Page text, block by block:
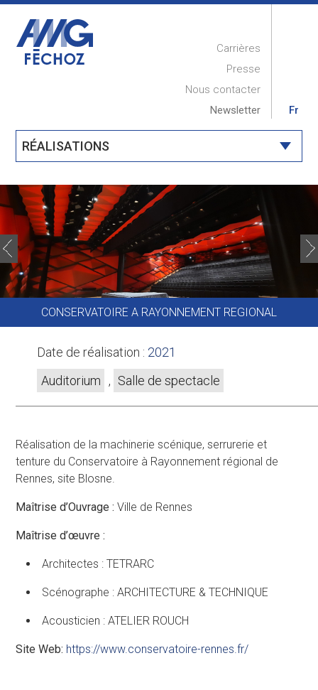
Carrières
Presse
Nous contacter
Newsletter
Fr
RÉALISATIONS
PRESENTATION
RÉALISATIONS
COMPÉTENCES
MAINTENANCE
CONSERVATOIRE A RAYONNEMENT REGIONAL
Date de réalisation : 2021
Auditorium
, Salle de spectacle
Réalisation de la machinerie scénique, serrurerie et
tenture du Conservatoire à Rayonnement régional de
Rennes, site Blosne.
Maîtrise d’Ouvrage :Ville de Rennes
Maîtrise d’œuvre :
Architectes : TETRARC
Scénographe : ARCHITECTURE & TECHNIQUE
Acousticien : ATELIER ROUCH
Site Web: https://www.conservatoire-rennes.fr/